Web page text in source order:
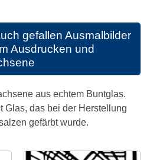
gefallen Ausmalbilder
Ausdrucken und
aus echtem Buntglas.
Glas, das bei der Herstellung
gefärbt wurde.